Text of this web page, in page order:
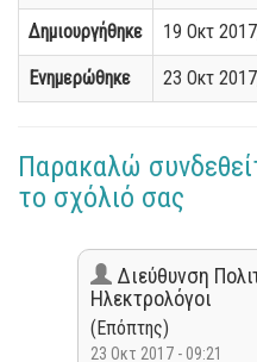
Δημιουργήθηκε 19 Οκτ
Ενημερώθηκε 23 Οκτ
Παρακαλώ
το σχόλιό σας
Διεύθυνση
Ηλεκτρολόγοι
(Επόπτης)
23 Οκτ 2017 - 09:21